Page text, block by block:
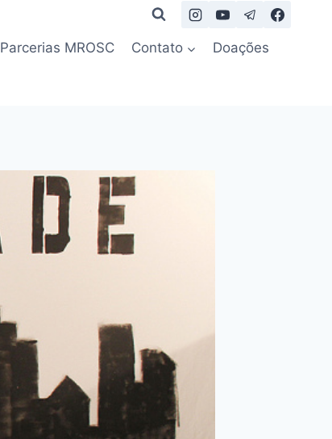
Parcerias MROSC Contato Doações